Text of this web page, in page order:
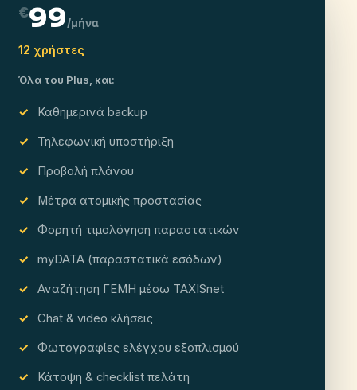
€99/μήνα
12 χρήστες
Όλα του Plus, και:
Καθημερινά backup
Τηλεφωνική υποστήριξη
Προβολή πλάνου
Μέτρα ατομικής προστασίας
Φορητή τιμολόγηση παραστατικών
myDATA (παραστατικά εσόδων)
Αναζήτηση ΓΕΜΗ μέσω TAXISnet
Chat & video κλήσεις
Φωτογραφίες ελέγχου εξοπλισμού
Κάτοψη & checklist πελάτη